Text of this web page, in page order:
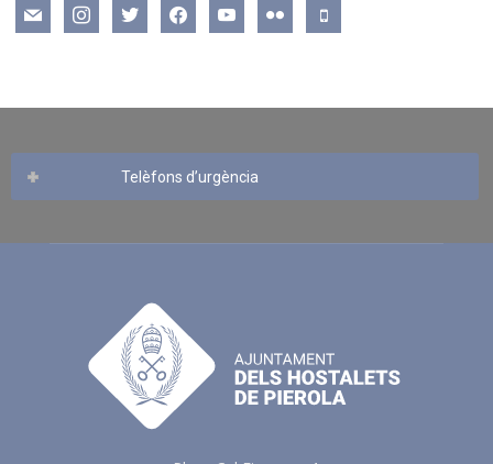
mail instagramtwitter facebookyoutube flickr mobile
Telèfons d’urgència